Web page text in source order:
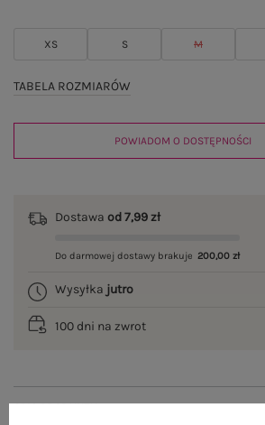
XS S M
TABELA ROZMIARÓW
POWIADOM O DOSTĘPNOŚCI
Dostawa od 7,99 zł
Do darmowej dostawy brakuje 200,00 zł
Wysyłka jutro
100 dni na zwrot
OPIS PRODUKTU